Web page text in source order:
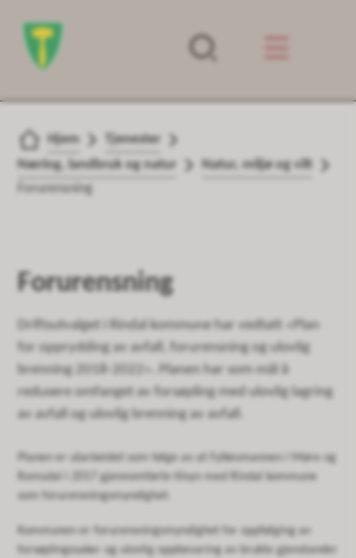
Forsiden
Du er her:
Hjem
Tjenester
Næring, landbruk og natur
Natur, miljø og vilt
Forurensning
Forurensning
Driftsutvalget i Rindal kommune har vedtatt «Plan
for opprydding av avfall, forurensning og ulovlig
brenning 2018-2022». Planen har som mål å
redusere omfanget av forsøpling med ulovlig lagring
av avfall og ulovlig brenning av avfall.
Planen er utarbeidet som følge av at Fylkesmannen i Møre og
Romsdal i 2017 gjennomførte tilsyn med Rindal kommune
som forurensningsmyndighet.
Kommunen er forurensningsmyndighet for oppfølging av
forsøplingssaker og ulovlig oppbevaring av brukte gjenstander